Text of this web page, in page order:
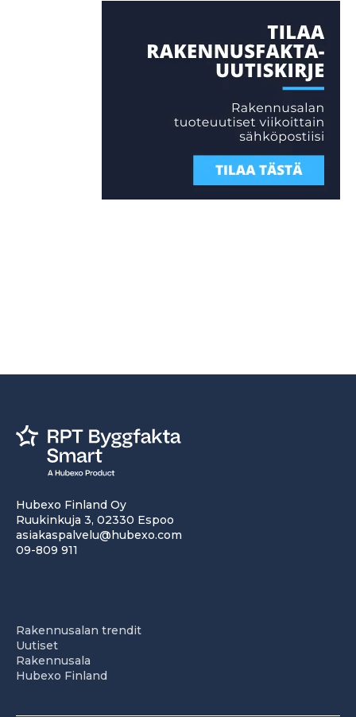
Hubexo Finland Oy
Ruukinkuja 3, 02330 Espoo
asiakaspalvelu@hubexo.com
09-809 911
Rakennusalan trendit
Uutiset
Rakennusala
Hubexo Finland